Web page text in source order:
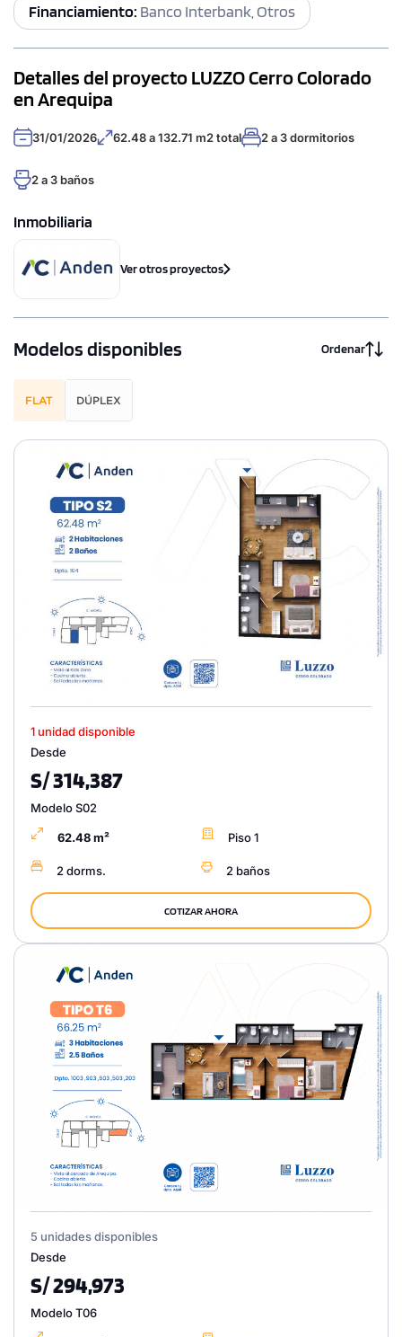
Financiamiento: Banco Interbank, Otros
Detalles del proyecto LUZZO Cerro Colorado
en Arequipa
31/01/2026 62.48 a 132.71 m2 total 2 a 3 dormitorios
2 a 3 baños
Inmobiliaria
Ver otros proyectos
Modelos disponibles Ordenar
FLAT DÚPLEX
1 unidad disponible
Desde
S/ 314,387
Modelo S02
62.48 m² Piso 1
2 dorms. 2 baños
COTIZAR AHORA
5 unidades disponibles
Desde
S/ 294,973
Modelo T06